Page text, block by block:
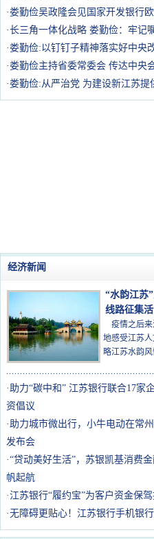
·娄勤俭吴政隆会见国家开发银行
·长三角一体化战略 娄勤俭：牢记
·娄勤俭:以钉钉子精神落实好中央
·娄勤俭主持省委常委会 传达中央
·娄勤俭:从严治党 为建设新江苏提
经济新闻
“水韵江苏
线路征集
疫情之后
地感受江苏
略江苏水韵风
·助力“碳中和” 江苏银行联合17家
资倡议
·助力城市微出行，小牛电动在常
发布会
·“贷动美好生活”，苏银凯基消费
帆起航
·江苏银行“履约宝”为客户资金保
·无障碍更贴心！江苏银行手机银